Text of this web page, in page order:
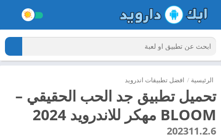
الرئيسية / افضل تطبيقات اندرويد
تحميل تطبيق جد الحب الحقيقي –
BLOOM مهكر للاندرويد 2024
202311.2.6